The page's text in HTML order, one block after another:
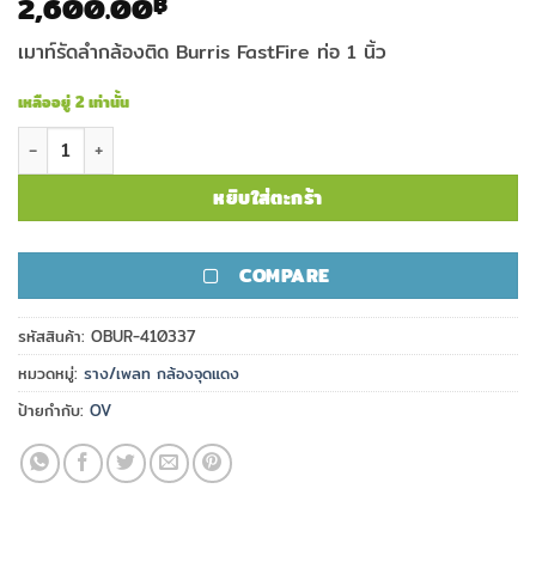
เมาท์รัดลำกล้องติด Burris FastFire ท่อ 1 นิ้ว
เหลืออยู่ 2 เท่านั้น
จำนวน เมาท์รัดลำกล้องติด Burris FastFire ท่อ 1 นิ้ว ชิ้น
หยิบใส่ตะกร้า
COMPARE
รหัสสินค้า: OBUR-410337
หมวดหมู่: ราง/เพลท กล้องจุดแดง
ป้ายกำกับ: OV